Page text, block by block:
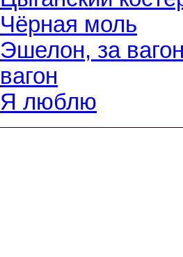
Чёрная моль
Эшелон, за
вагон
Я люблю